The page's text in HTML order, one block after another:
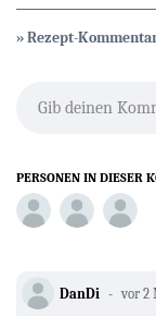
» Rezept-
Gib deinen
PERSONEN IN DIESER
DanDi vor 2